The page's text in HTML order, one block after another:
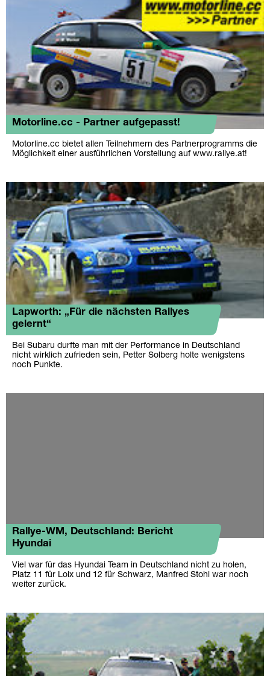
Motorline.cc - Partner aufgepasst!
Motorline.cc bietet allen Teilnehmern des Partnerprogramms die
Möglichkeit einer ausführlichen Vorstellung auf www.rallye.at!
Lapworth: „Für die nächsten Rallyes
gelernt“
Bei Subaru durfte man mit der Performance in Deutschland
nicht wirklich zufrieden sein, Petter Solberg holte wenigstens
noch Punkte.
Rallye-WM, Deutschland: Bericht
Hyundai
Viel war für das Hyundai Team in Deutschland nicht zu holen,
Platz 11 für Loix und 12 für Schwarz, Manfred Stohl war noch
weiter zurück.